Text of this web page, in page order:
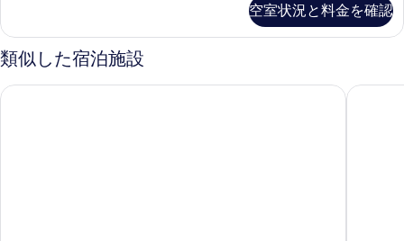
写
真
表
す
べ
て
の
ー
ス
イ
ト
空室状況と料金を確認
類似した宿泊施設
アイランドシャングリ・ラ 香港 (港島香格里拉) マンダ